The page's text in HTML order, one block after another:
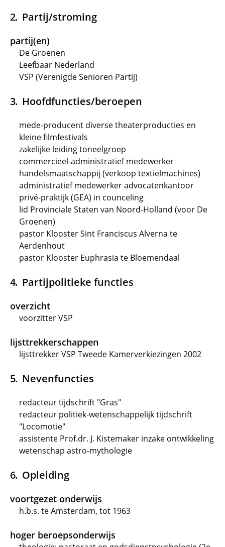
Partij/stroming
partij(en)
De Groenen
Leefbaar Nederland
VSP (Verenigde Senioren Partij)
Hoofdfuncties/beroepen
mede-producent diverse theaterproducties en
kleine filmfestivals
zakelijke leiding toneelgroep
commercieel-administratief medewerker
handelsmaatschappij (verkoop textielmachines)
administratief medewerker advocatenkantoor
privé-praktijk (GEA) in counceling
lid Provinciale Staten van Noord-Holland (voor De
Groenen)
pastor Klooster Sint Franciscus Alverna te
Aerdenhout
pastor Klooster Euphrasia te Bloemendaal
Partijpolitieke functies
overzicht
voorzitter VSP
lijsttrekkerschappen
lijsttrekker VSP Tweede Kamerverkiezingen 2002
Nevenfuncties
redacteur tijdschrift "Gras"
redacteur politiek-wetenschappelijk tijdschrift
"Locomotie"
assistente Prof.dr. J. Kistemaker inzake ontwikkeling
wetenschap astro-mythologie
Opleiding
voortgezet onderwijs
h.b.s. te Amsterdam, tot 1963
hoger beroepsonderwijs